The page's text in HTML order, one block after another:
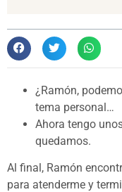
¿Ramón,
tema personal…
Ahora tengo
quedamos.
Al final, Ramón
para atenderme y